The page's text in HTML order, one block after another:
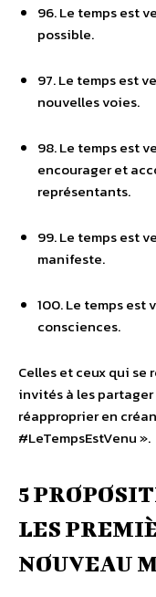
96. Le temps est
possible.
97. Le temps est
nouvelles voies.
98. Le temps est
encourager et
représentants.
99. Le temps est
manifeste.
100. Le temps est
consciences.
Celles et ceux qui se
invités à les partager
réapproprier en
#LeTempsEstVenu ».
5
LES
NOUVEAU